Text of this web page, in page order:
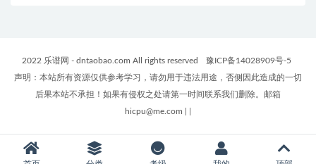
2022 乐谱网 - dntaobao.com All rights reserved
豫ICP备14028909号-5
声明：本站所有资源仅供参考学习，请勿用于违法用途，否侧因此造成的一切
后果本站不承担！如果有侵权之处请第一时间联系我们删除。邮箱
hicpu@me.com